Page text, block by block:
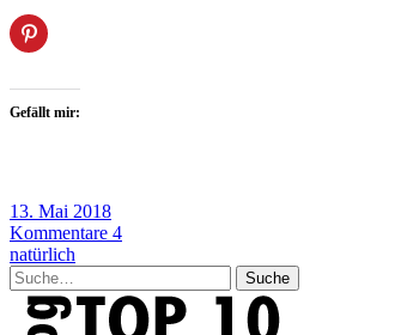
Gefällt mir:
13. Mai 2018
Kommentare 4
natürlich
Suche